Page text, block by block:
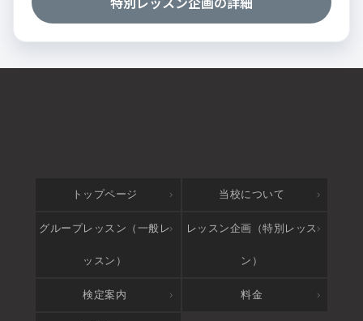
トップページ 当校について
グループレッスン（一般レ
ッスン）
レッスン企画（特別レッス
ン）
検定案内 料金